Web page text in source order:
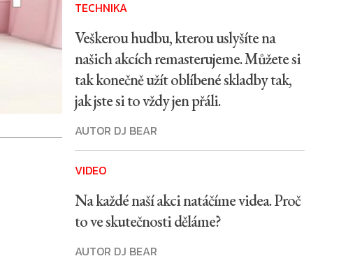
TECHNIKA
Veškerou hudbu, kterou uslyšíte na
našich akcích remasterujeme. Můžete si
tak konečně užít oblíbené skladby tak,
jak jste si to vždy jen přáli.
AUTOR DJ BEAR
VIDEO
Na každé naší akci natáčíme videa. Proč
to ve skutečnosti děláme?
AUTOR DJ BEAR